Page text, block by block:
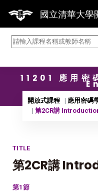
國立清華大學
11201 應用
開放式課程
應用密碼
第2CR講
TITLE
第2CR講
第1節